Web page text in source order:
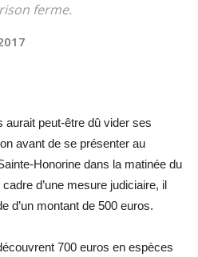
ferme.
aurait peut-être dû vider ses
avant de se présenter au
Honorine dans la matinée du
d’une mesure judiciaire, il
d’un montant de 500 euros.
700 euros en espèces